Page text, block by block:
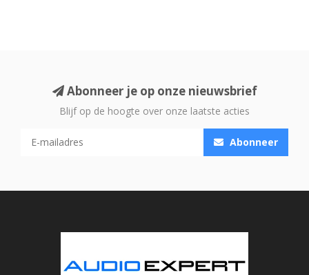
Abonneer je op onze nieuwsbrief
Blijf op de hoogte over onze laatste acties
Abonneer